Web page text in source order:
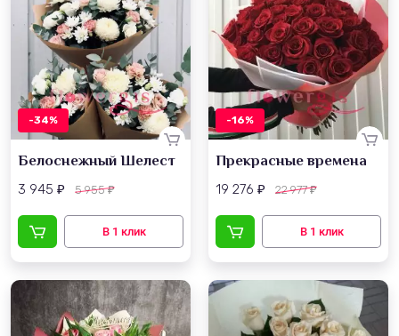
-34%
Белоснежный Шелест
3 945 ₽ 5 955₽
-16%
Прекрасные времена
19 276 ₽ 22 977₽